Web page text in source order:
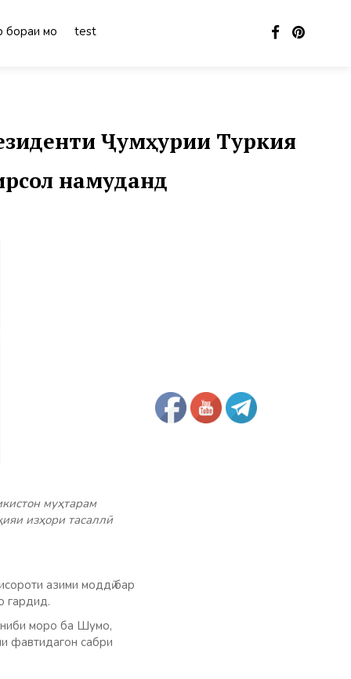
бораи мо test
Ҷумҳурии Туркия
намуданд
муҳтарам
изҳори тасаллӣ
азими моддӣ бар
гардид.
моро ба Шумо,
фавтидагон сабри